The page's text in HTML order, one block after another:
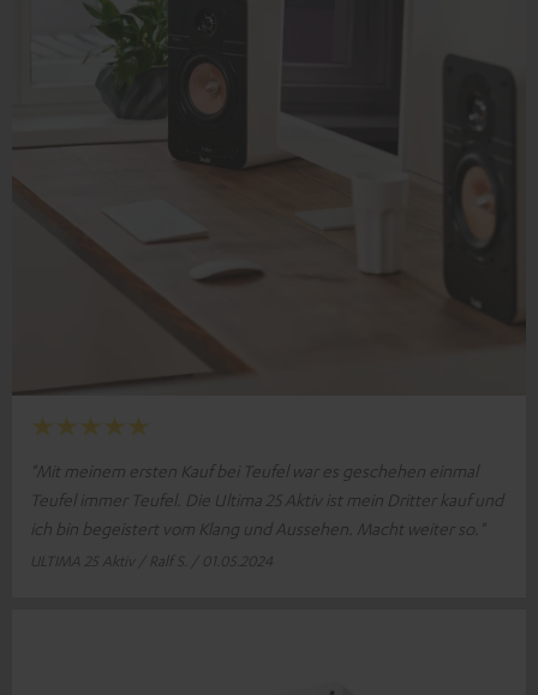
"Mit meinem ersten Kauf bei Teufel war es geschehen einmal
Teufel immer Teufel. Die Ultima 25 Aktiv ist mein Dritter kauf und
ich bin begeistert vom Klang und Aussehen. Macht weiter so."
ULTIMA 25 Aktiv / Ralf S. / 01.05.2024